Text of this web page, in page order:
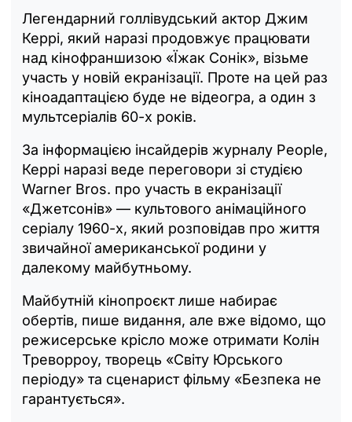
Легендарний голлівудський актор Джим
Керрі, який наразі продовжує працювати
над кінофраншизою «Їжак Сонік», візьме
участь у новій екранізації. Проте на цей раз
кіноадаптацією буде не відеогра, а один з
мультсеріалів 60-х років.
За інформацією інсайдерів журналу People,
Керрі наразі веде переговори зі студією
Warner Bros. про участь в екранізації
«Джетсонів» — культового анімаційного
серіалу 1960-х, який розповідав про життя
звичайної американської родини у
далекому майбутньому.
Майбутній кінопроєкт лише набирає
обертів, пише видання, але вже відомо, що
режисерське крісло може отримати Колін
Треворроу, творець «Світу Юрського
періоду» та сценарист фільму «Безпека не
гарантується».